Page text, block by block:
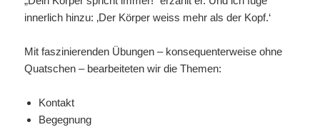
innerlich hinzu: ‚Der Körper weiss mehr als der Kopf.‘
Mit faszinierenden Übungen – konsequenterweise ohne
Quatschen – bearbeiteten wir die Themen:
Kontakt
Begegnung